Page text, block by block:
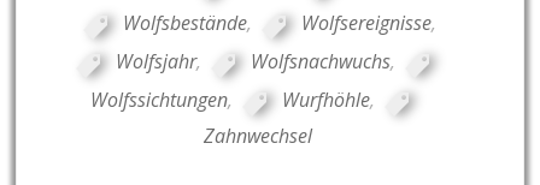
Wolfsbestände, Wolfsereignisse,
Wolfsjahr, Wolfsnachwuchs,
Wolfssichtungen, Wurfhöhle,
Zahnwechsel